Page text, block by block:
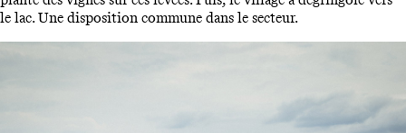
le lac. Une disposition commune dans le secteur.